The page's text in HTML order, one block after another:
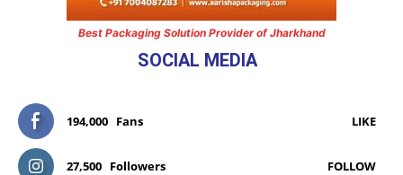
Best Packaging Solution Provider of Jharkhand
SOCIAL MEDIA
194,000 Fans LIKE
27,500 Followers FOLLOW